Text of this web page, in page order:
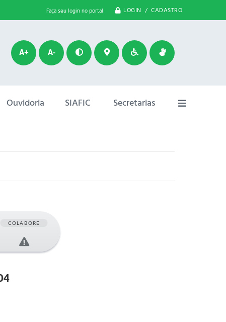
Faça seu login no portal LOGIN / CADASTRO
A+ A-
Ouvidoria SIAFIC Secretarias
COLABORE